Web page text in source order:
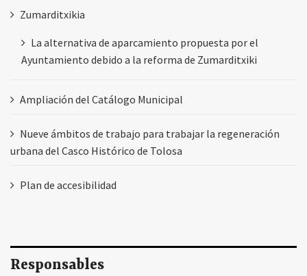
Zumarditxikia
La alternativa de aparcamiento propuesta por el
Ayuntamiento debido a la reforma de Zumarditxiki
Ampliación del Catálogo Municipal
Nueve ámbitos de trabajo para trabajar la regeneración
urbana del Casco Histórico de Tolosa
Plan de accesibilidad
Responsables